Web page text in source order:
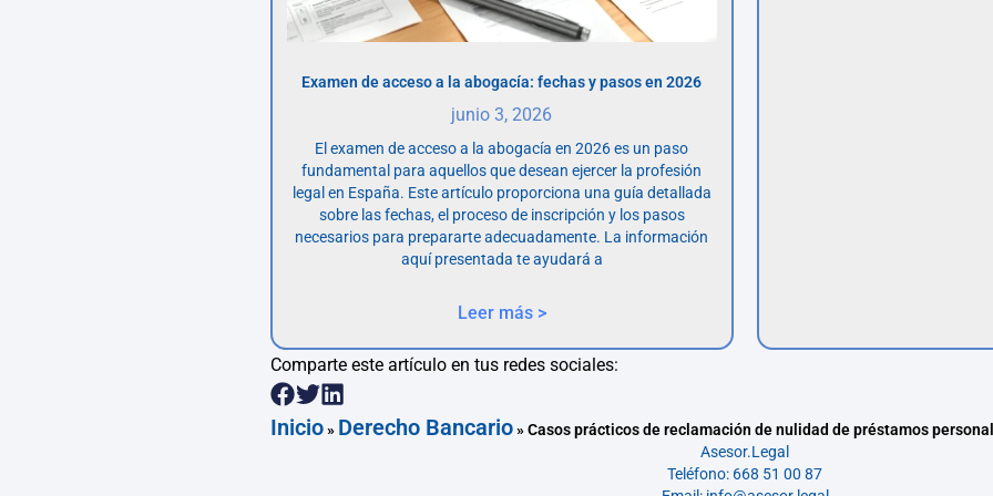
Examen de acceso a la abogacía: fechas y pasos en 2026
junio 3, 2026
El examen de acceso a la abogacía en 2026 es un paso
fundamental para aquellos que desean ejercer la profesión
legal en España. Este artículo proporciona una guía detallada
sobre las fechas, el proceso de inscripción y los pasos
necesarios para prepararte adecuadamente. La información
aquí presentada te ayudará a
Leer más >
Comparte este artículo en tus redes sociales:
Inicio» Derecho Bancario»Casos prácticos de reclamación de nulidad de préstamos
Asesor.Legal
Teléfono: 668 51 00 87